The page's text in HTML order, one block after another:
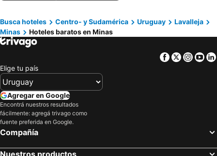
Busca hoteles Centro- y Sudamérica Uruguay
Lavalleja
Minas
Hoteles baratos en Minas
Facebook
Twitter
Elige tu país
Agregar en Google
Encontrá nuestros resultados
fácilmente: agregá trivago como
fuente preferida en Google.
Compañía
Nuestros productos